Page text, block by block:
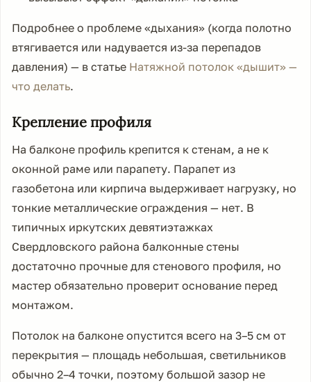
Подробнее о проблеме «дыхания» (когда полотно
втягивается или надувается из-за перепадов
давления) — в статье Натяжной потолок «дышит» —
что делать.
Крепление профиля
На балконе профиль крепится к стенам, а не к
оконной раме или парапету. Парапет из
газобетона или кирпича выдерживает нагрузку, но
тонкие металлические ограждения — нет. В
типичных иркутских девятиэтажках
Свердловского района балконные стены
достаточно прочные для стенового профиля, но
мастер обязательно проверит основание перед
монтажом.
Потолок на балконе опустится всего на 3–5 см от
перекрытия — площадь небольшая, светильников
обычно 2–4 точки, поэтому большой зазор не